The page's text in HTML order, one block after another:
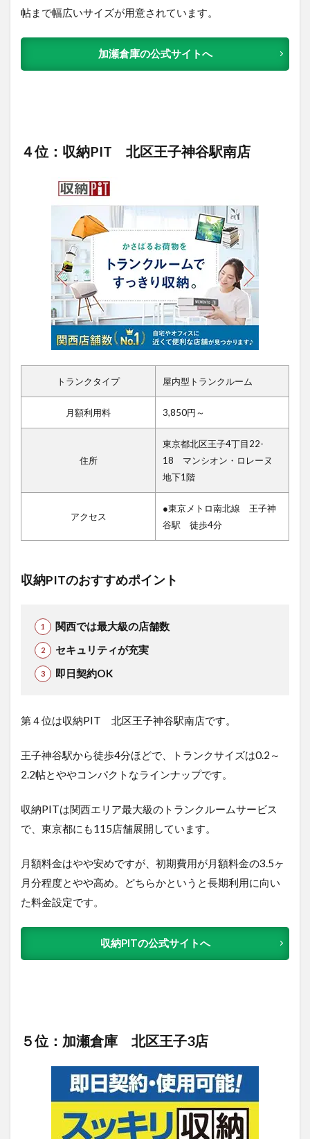
帖まで幅広いサイズが用意されています。
加瀬倉庫の公式サイトへ
４位：収納PIT 北区王子神谷駅南店
トランクタイプ 屋内型トランクルーム
月額利用料 3,850円～
住所
東京都北区王子4丁目22-
18 マンシオン・ロレーヌ
地下1階
アクセス
●東京メトロ南北線 王子神
谷駅 徒歩4分
収納PITのおすすめポイント
関西では最大級の店舗数
セキュリティが充実
即日契約OK
第４位は収納PIT 北区王子神谷駅南店です。
王子神谷駅から徒歩4分ほどで、トランクサイズは0.2～
2.2帖とややコンパクトなラインナップです。
収納PITは関西エリア最大級のトランクルームサービス
で、東京都にも115店舗展開しています。
月額料金はやや安めですが、初期費用が月額料金の3.5ヶ
月分程度とやや高め。どちらかというと長期利用に向い
た料金設定です。
収納PITの公式サイトへ
５位：加瀬倉庫 北区王子3店